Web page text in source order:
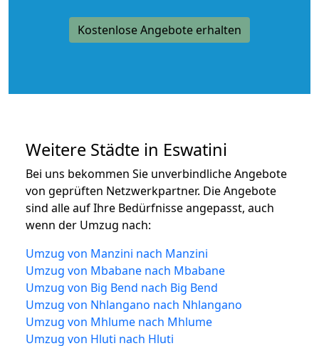
Kostenlose Angebote erhalten
Weitere Städte in Eswatini
Bei uns bekommen Sie unverbindliche Angebote
von geprüften Netzwerkpartner. Die Angebote
sind alle auf Ihre Bedürfnisse angepasst, auch
wenn der Umzug nach:
Umzug von Manzini nach Manzini
Umzug von Mbabane nach Mbabane
Umzug von Big Bend nach Big Bend
Umzug von Nhlangano nach Nhlangano
Umzug von Mhlume nach Mhlume
Umzug von Hluti nach Hluti